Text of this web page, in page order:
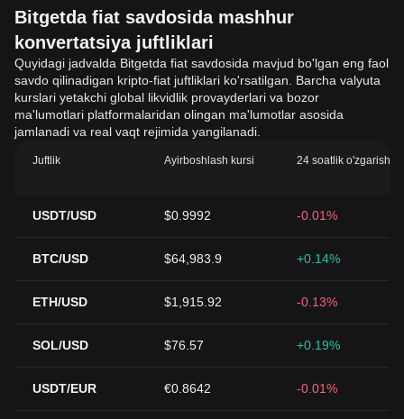
Bitgetda fiat savdosida mashhur
konvertatsiya juftliklari
Quyidagi jadvalda Bitgetda fiat savdosida mavjud bo'lgan eng faol
savdo qilinadigan kripto-fiat juftliklari ko'rsatilgan. Barcha valyuta
kurslari yetakchi global likvidlik provayderlari va bozor
ma'lumotlari platformalaridan olingan ma'lumotlar asosida
jamlanadi va real vaqt rejimida yangilanadi.
Juftlik Ayirboshlash kursi 24 soatlik o'zgarish
USDT/USD $0.9992 -0.01%
BTC/USD $64,983.9 +0.14%
ETH/USD $1,915.92 -0.13%
SOL/USD $76.57 +0.19%
USDT/EUR €0.8642 -0.01%